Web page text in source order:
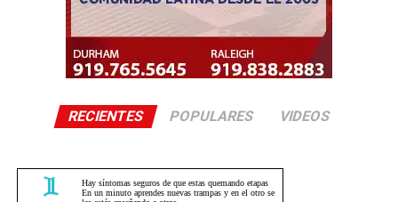
RECIENTES POPULARES VIDEOS